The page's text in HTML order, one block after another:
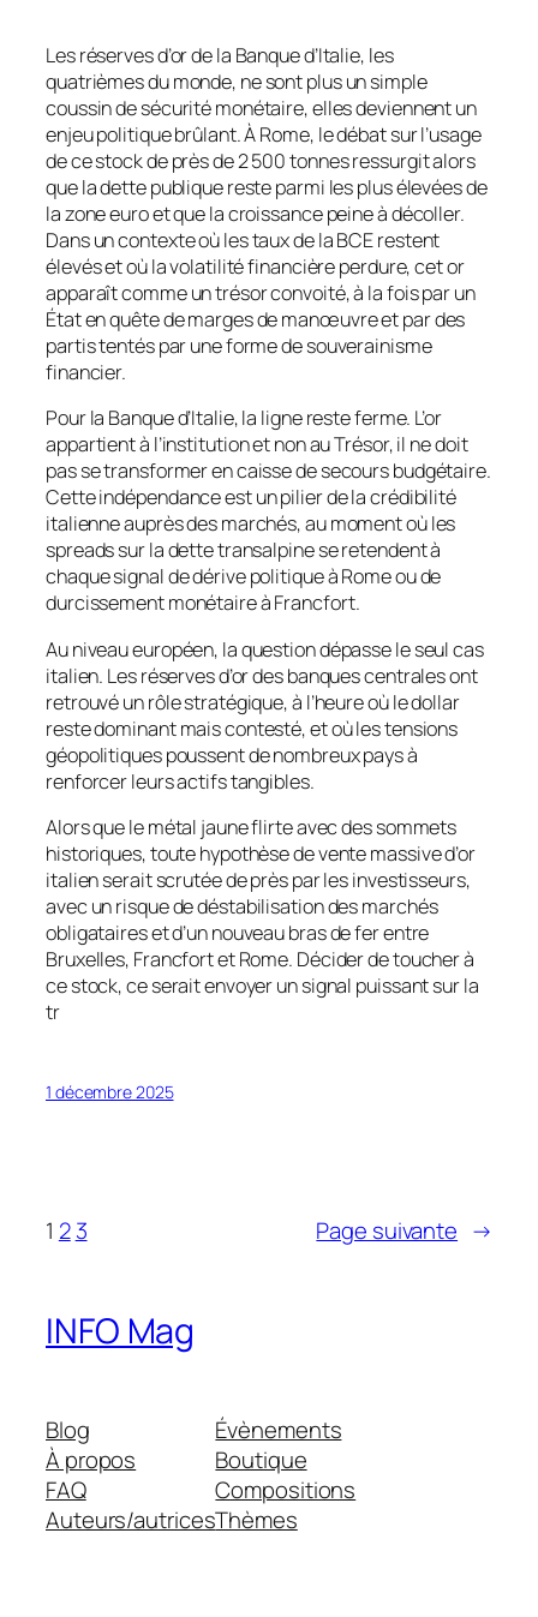
Les réserves d’or de la Banque d’Italie, les
quatrièmes du monde, ne sont plus un simple
coussin de sécurité monétaire, elles deviennent un
enjeu politique brûlant. À Rome, le débat sur l’usage
de ce stock de près de 2 500 tonnes ressurgit alors
que la dette publique reste parmi les plus élevées de
la zone euro et que la croissance peine à décoller.
Dans un contexte où les taux de la BCE restent
élevés et où la volatilité financière perdure, cet or
apparaît comme un trésor convoité, à la fois par un
État en quête de marges de manœuvre et par des
partis tentés par une forme de souverainisme
financier.
Pour la Banque d’Italie, la ligne reste ferme. L’or
appartient à l’institution et non au Trésor, il ne doit
pas se transformer en caisse de secours budgétaire.
Cette indépendance est un pilier de la crédibilité
italienne auprès des marchés, au moment où les
spreads sur la dette transalpine se retendent à
chaque signal de dérive politique à Rome ou de
durcissement monétaire à Francfort.
Au niveau européen, la question dépasse le seul cas
italien. Les réserves d’or des banques centrales ont
retrouvé un rôle stratégique, à l’heure où le dollar
reste dominant mais contesté, et où les tensions
géopolitiques poussent de nombreux pays à
renforcer leurs actifs tangibles.
Alors que le métal jaune flirte avec des sommets
historiques, toute hypothèse de vente massive d’or
italien serait scrutée de près par les investisseurs,
avec un risque de déstabilisation des marchés
obligataires et d’un nouveau bras de fer entre
Bruxelles, Francfort et Rome. Décider de toucher à
ce stock, ce serait envoyer un signal puissant sur la
tr
1 décembre 2025
1 2 3 Page suivante →
INFO Mag
Blog
À propos
FAQ
Auteurs/autrices
Évènements
Boutique
Compositions
Thèmes